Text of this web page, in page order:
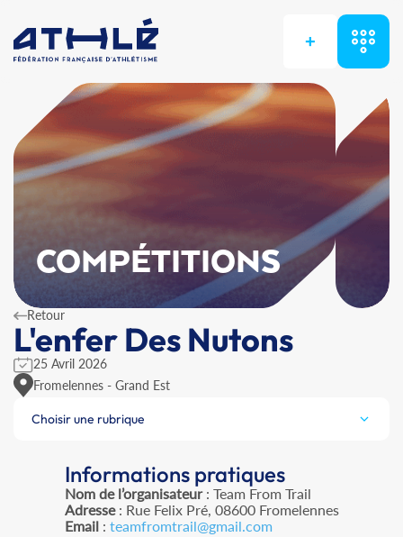
+
COMPÉTITIONS
Retour
L'enfer Des Nutons
25 Avril 2026
Fromelennes - Grand Est
Choisir une rubrique
Informations pratiques
Nom de l’organisateur: Team From Trail
Adresse: Rue Felix Pré, 08600 Fromelennes
Email: teamfromtrail@gmail.com